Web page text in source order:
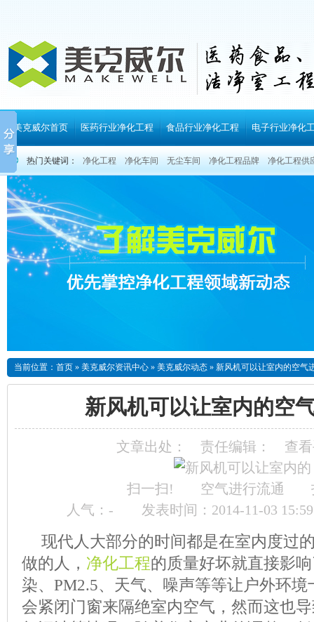
美克威尔首页 医药行业净化工程 食品行业净化工程 电子行业净化
热门关键词： 净化工程 净化车间 无尘车间 净化工程品牌 净化工程供
当前位置： 首页 » 美克威尔资讯中心 » 美克威尔动态 » 新风机可以让室内的空气
新风机可以让室内的空
文章出处： 责任编辑： 查
扫一扫!
人气： - 发表时间：2014-11-03
现代人大部分的时间都是在室内度过
做的人， 净化工程的质量好坏就直接影
染、PM2.5、天气、噪声等等让户外环
会紧闭门窗来隔绝室内空气，然而这也